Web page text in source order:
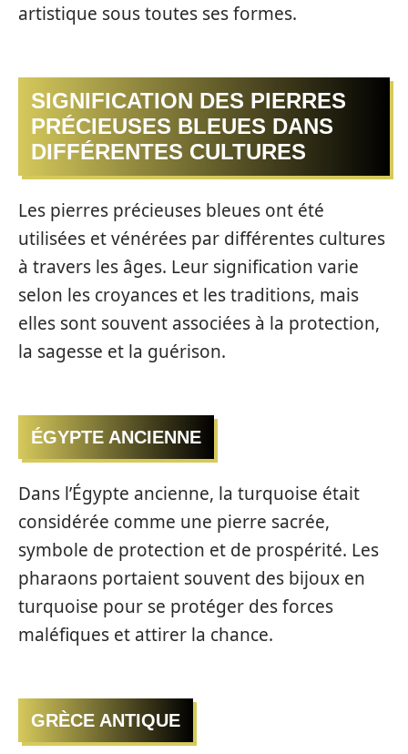
artistique sous toutes ses formes.
SIGNIFICATION DES PIERRES
PRÉCIEUSES BLEUES DANS
DIFFÉRENTES CULTURES
Les pierres précieuses bleues ont été
utilisées et vénérées par différentes cultures
à travers les âges. Leur signification varie
selon les croyances et les traditions, mais
elles sont souvent associées à la protection,
la sagesse et la guérison.
ÉGYPTE ANCIENNE
Dans l’Égypte ancienne, la turquoise était
considérée comme une pierre sacrée,
symbole de protection et de prospérité. Les
pharaons portaient souvent des bijoux en
turquoise pour se protéger des forces
maléfiques et attirer la chance.
GRÈCE ANTIQUE